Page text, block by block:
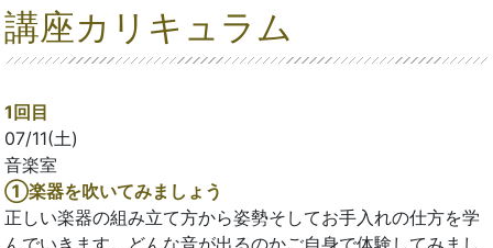
講座カリキュラム
1回目
07/11(土)
音楽室
①楽器を吹いてみましょう
正しい楽器の組み立て方から姿勢そしてお手入れの仕方を学
んでいきます。どんな音が出るのかご自身で体験してみまし